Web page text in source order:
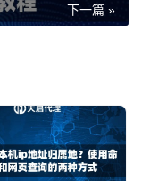
了高并发调用时的
数据采集效果。
下一篇 »